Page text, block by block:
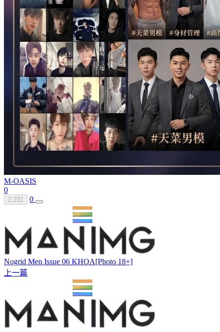
M-OASIS
0
2,231 0
Nogrid Men Issue 06 KHOA[Photo 18+]
上一篇